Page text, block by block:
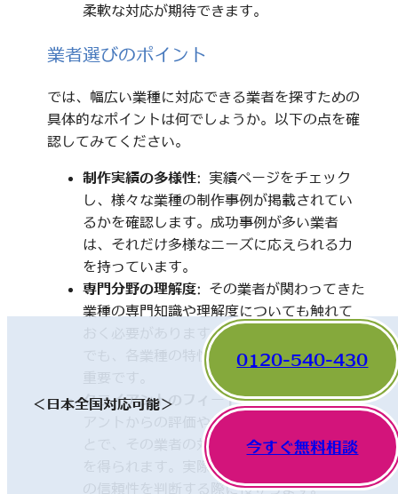
柔軟な対応が期待できます。
業者選びのポイント
では、幅広い業種に対応できる業者を探すための
具体的なポイントは何でしょうか。以下の点を確
認してみてください。
制作実績の多様性: 実績ページをチェック
し、様々な業種の制作事例が掲載されてい
るかを確認します。成功事例が多い業者
は、それだけ多様なニーズに応えられる力
を持っています。
専門分野の理解度: その業者が関わってきた
業種の専門知識や理解度についても触れて
おく必要があります。一見、異なった分野
でも、各業種の特性を理解していることが
クライアントのフィードバック: 他のクライ
アントからの評価やレビューを確認するこ
とで、その業者の対応や成果に関する情報
を得られます。実際の利用者の声は、業者
の信頼性を判断する際に役立ちます。
＜日本全国対応可能＞
0120-540-430
今すぐ無料相談